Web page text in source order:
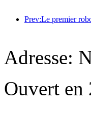
Adresse:
Ouvert